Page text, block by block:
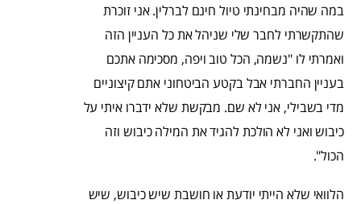
במה שהיה מבחינתי טיול חינם לברלין. אני זוכרת
שהתקשרתי לחבר שלי שניהל את כל העניין הזה
ואמרתי לו "נשמה, הכל טוב ויפה, מסכימה אתכם
בעניין החברתי אבל בקטע הביטחוני אתם קיצוניים
מדי בשבילי, אני לא שם. מבקשת שלא ידברו איתי על
כיבוש ואני לא הולכת להגיד את המילה כיבוש וזה
הכול".
הלוואי שלא הייתי יודעת או חושבת שיש כיבוש, שיש